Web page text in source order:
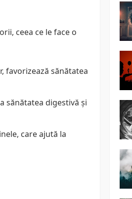
ceea ce le face o
favorizează sănătatea
sănătatea digestivă și
care ajută la